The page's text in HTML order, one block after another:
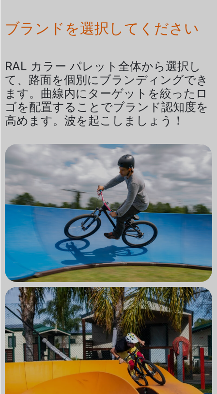
ブランドを選択してください
RAL カラー パレット全体から選択し
て、路面を個別にブランディングでき
ます。曲線内にターゲットを絞ったロ
ゴを配置することでブランド認知度を
高めます。波を起こしましょう！